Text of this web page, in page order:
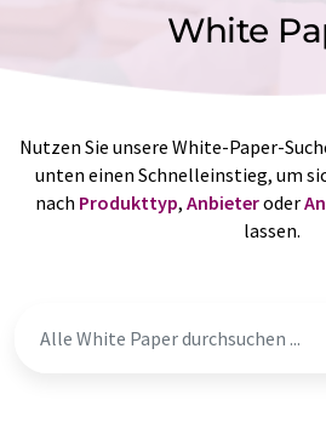
White
Nutzen Sie unsere White-Paper-
unten einen Schnelleinstieg, um
nach Produkttyp, Anbieteroder
lassen.